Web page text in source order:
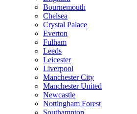
Bournemouth
Chelsea
Crystal Palace
Everton
Fulham
Leeds
Leicester
Liverpool
Manchester City
Manchester United
Newcastle
Nottingham Forest
Southampton